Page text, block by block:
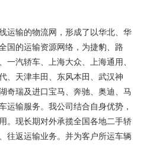
运输的物流网，形成了以华北、华
国的运输资源网络，为捷豹、路
一汽轿车、上海大众、上海通用、
、天津丰田、东风本田、武汉神
奇瑞及进口宝马、奔驰、奥迪、马
运输服务。我公司结合自身优势，
。现长期对外承揽全国各地二手轿
往返运输业务。并为客户所运车辆